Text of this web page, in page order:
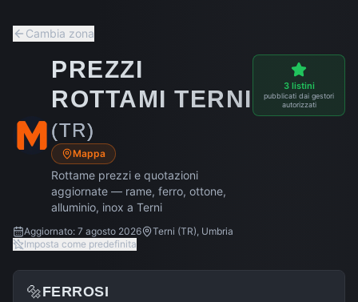
Cambia zona
PREZZI
ROTTAMI TERNI
(TR)
Mappa
Rottame prezzi e quotazioni
aggiornate — rame, ferro, ottone,
alluminio, inox a Terni
3 listini
pubblicati dai gestori
autorizzati
Aggiornato: 7 agosto 2026 Terni (TR), Umbria
Imposta come predefinita
🔩FERROSI